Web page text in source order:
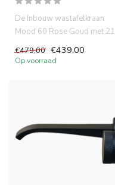
De Inbouw wastafelkraan
Mood 60 Rose Goud met 21
volle...
€479,00 €439,00
Op voorraad